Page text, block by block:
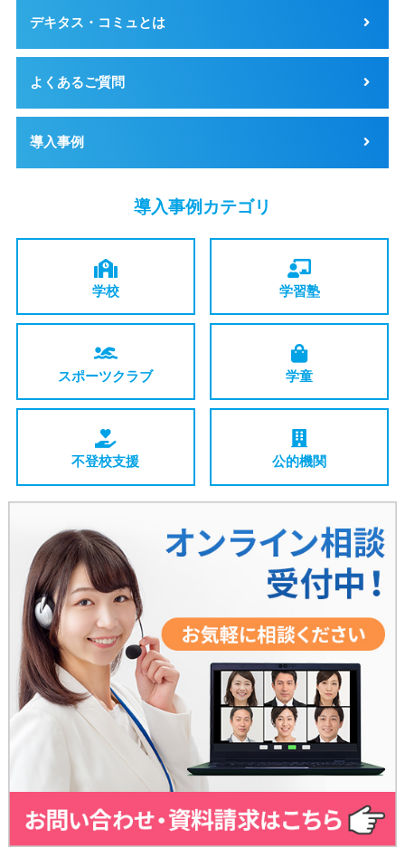
デキタス・コミュとは
よくあるご質問
導入事例
導入事例カテゴリ
学校 学習塾
スポーツクラブ 学童
不登校支援 公的機関